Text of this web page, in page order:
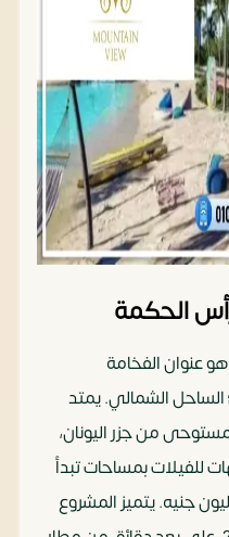
الحكمة
عنوان الفخامة
الشمالي. يمتد
مستوحى من جزر اليونان،
للفيلات بمساحات تبدأ
وأسعار تبدأ من 2.9 مليون جنيه. يتميز المشروع